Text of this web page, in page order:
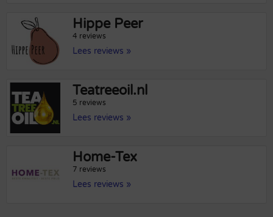
Hippe Peer
4 reviews
Lees reviews »
Teatreeoil.nl
5 reviews
Lees reviews »
Home-Tex
7 reviews
Lees reviews »